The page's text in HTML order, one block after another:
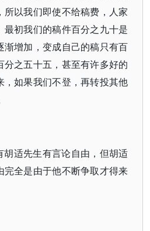
以我们即使不给稿费，人家
初我们的稿件百分之九十是
渐增加，变成自己的稿只有百
之五十五，甚至有许多好的
，如果我们不登，再转投其他
胡适先生有言论自由，但胡适
完全是由于他不断争取才得来